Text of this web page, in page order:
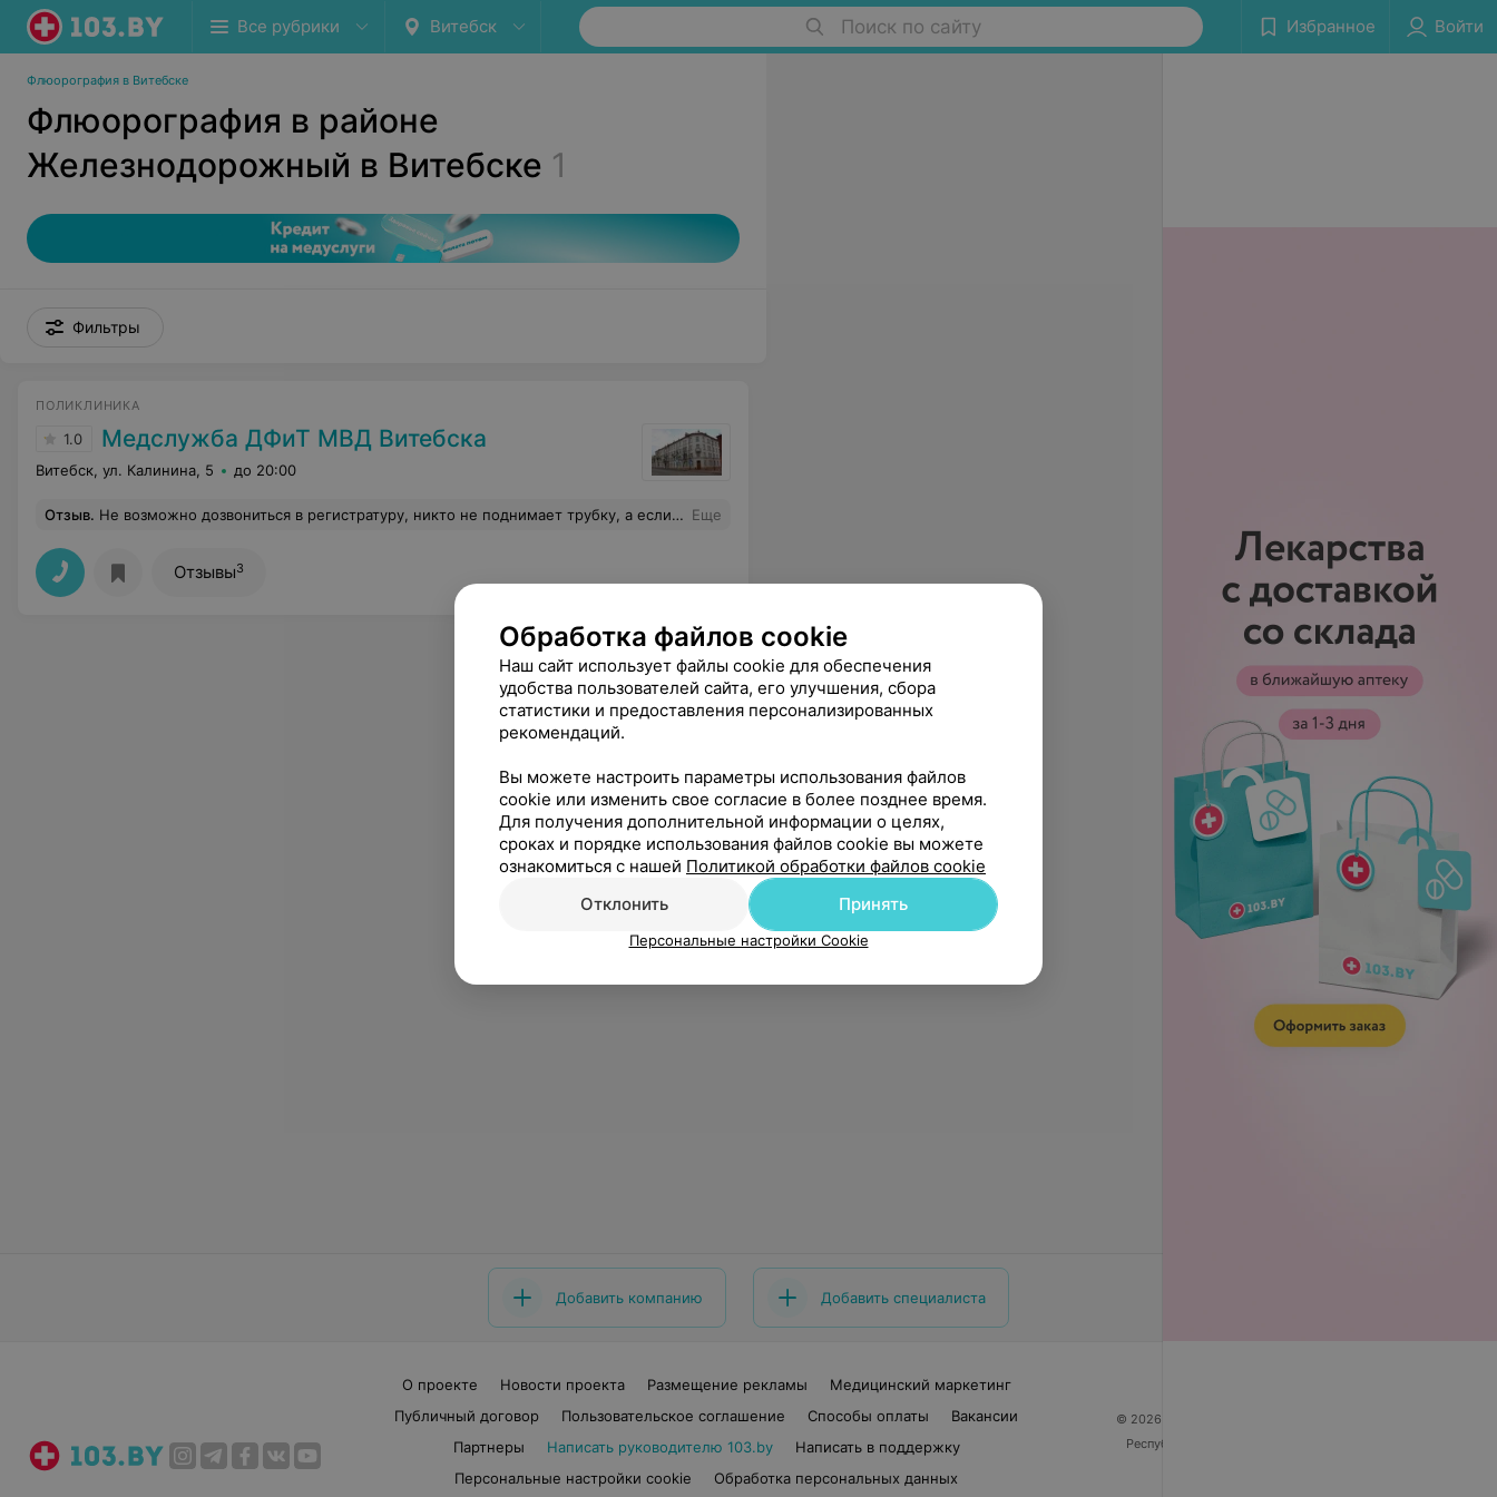
Все рубрики Витебск Поиск по сайту Избранное Войти
Флюорография в Витебске
Флюорография в районе
Железнодорожный в Витебске 1
Фильтры
ПОЛИКЛИНИКА
1.0 Медслужба ДФиТ МВД Витебска
Витебск, ул. Калинина, 5 до 20:00
Отзыв. Не возможно дозвониться в регистратуру, никто не поднимает трубку, а если поднимают, то сбрасывают. Что за отношения к людям???? Еще
Отзывы3
Добавить компанию Добавить специалиста
О проекте Новости проекта Размещение рекламы
Медицинский маркетинг
Публичный договор
Пользовательское соглашение Способы оплаты
Вакансии
Партнеры
Написать руководителю 103.by
Написать в поддержку
Персональные настройки cookie
Обработка персональных данных
© 2026 ООО «Артокс Лаб», УНП 191700409
Республика Беларусь, г. Минск, улица Толбухина, 2,
Обработка файлов cookie
Наш сайт использует файлы cookie для обеспечения
удобства пользователей сайта, его улучшения, сбора
статистики и предоставления персонализированных
рекомендаций.
Вы можете настроить параметры использования файлов
cookie или изменить свое согласие в более позднее время.
Для получения дополнительной информации о целях,
сроках и порядке использования файлов cookie вы можете
ознакомиться с нашей Политикой обработки файлов cookie
Отклонить
Принять
Персональные настройки Cookie